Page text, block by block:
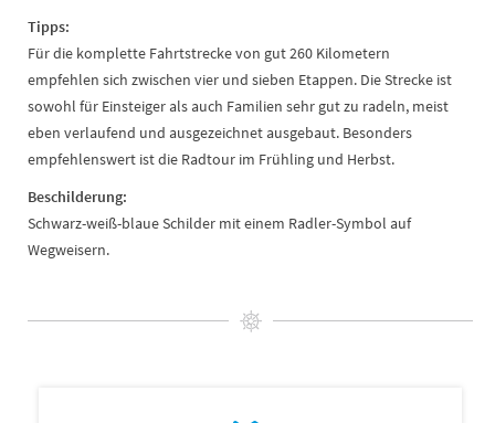
Tipps:
Für die komplette Fahrtstrecke von gut 260 Kilometern
empfehlen sich zwischen vier und sieben Etappen. Die Strecke ist
sowohl für Einsteiger als auch Familien sehr gut zu radeln, meist
eben verlaufend und ausgezeichnet ausgebaut. Besonders
empfehlenswert ist die Radtour im Frühling und Herbst.
Beschilderung:
Schwarz-weiß-blaue Schilder mit einem Radler-Symbol auf
Wegweisern.